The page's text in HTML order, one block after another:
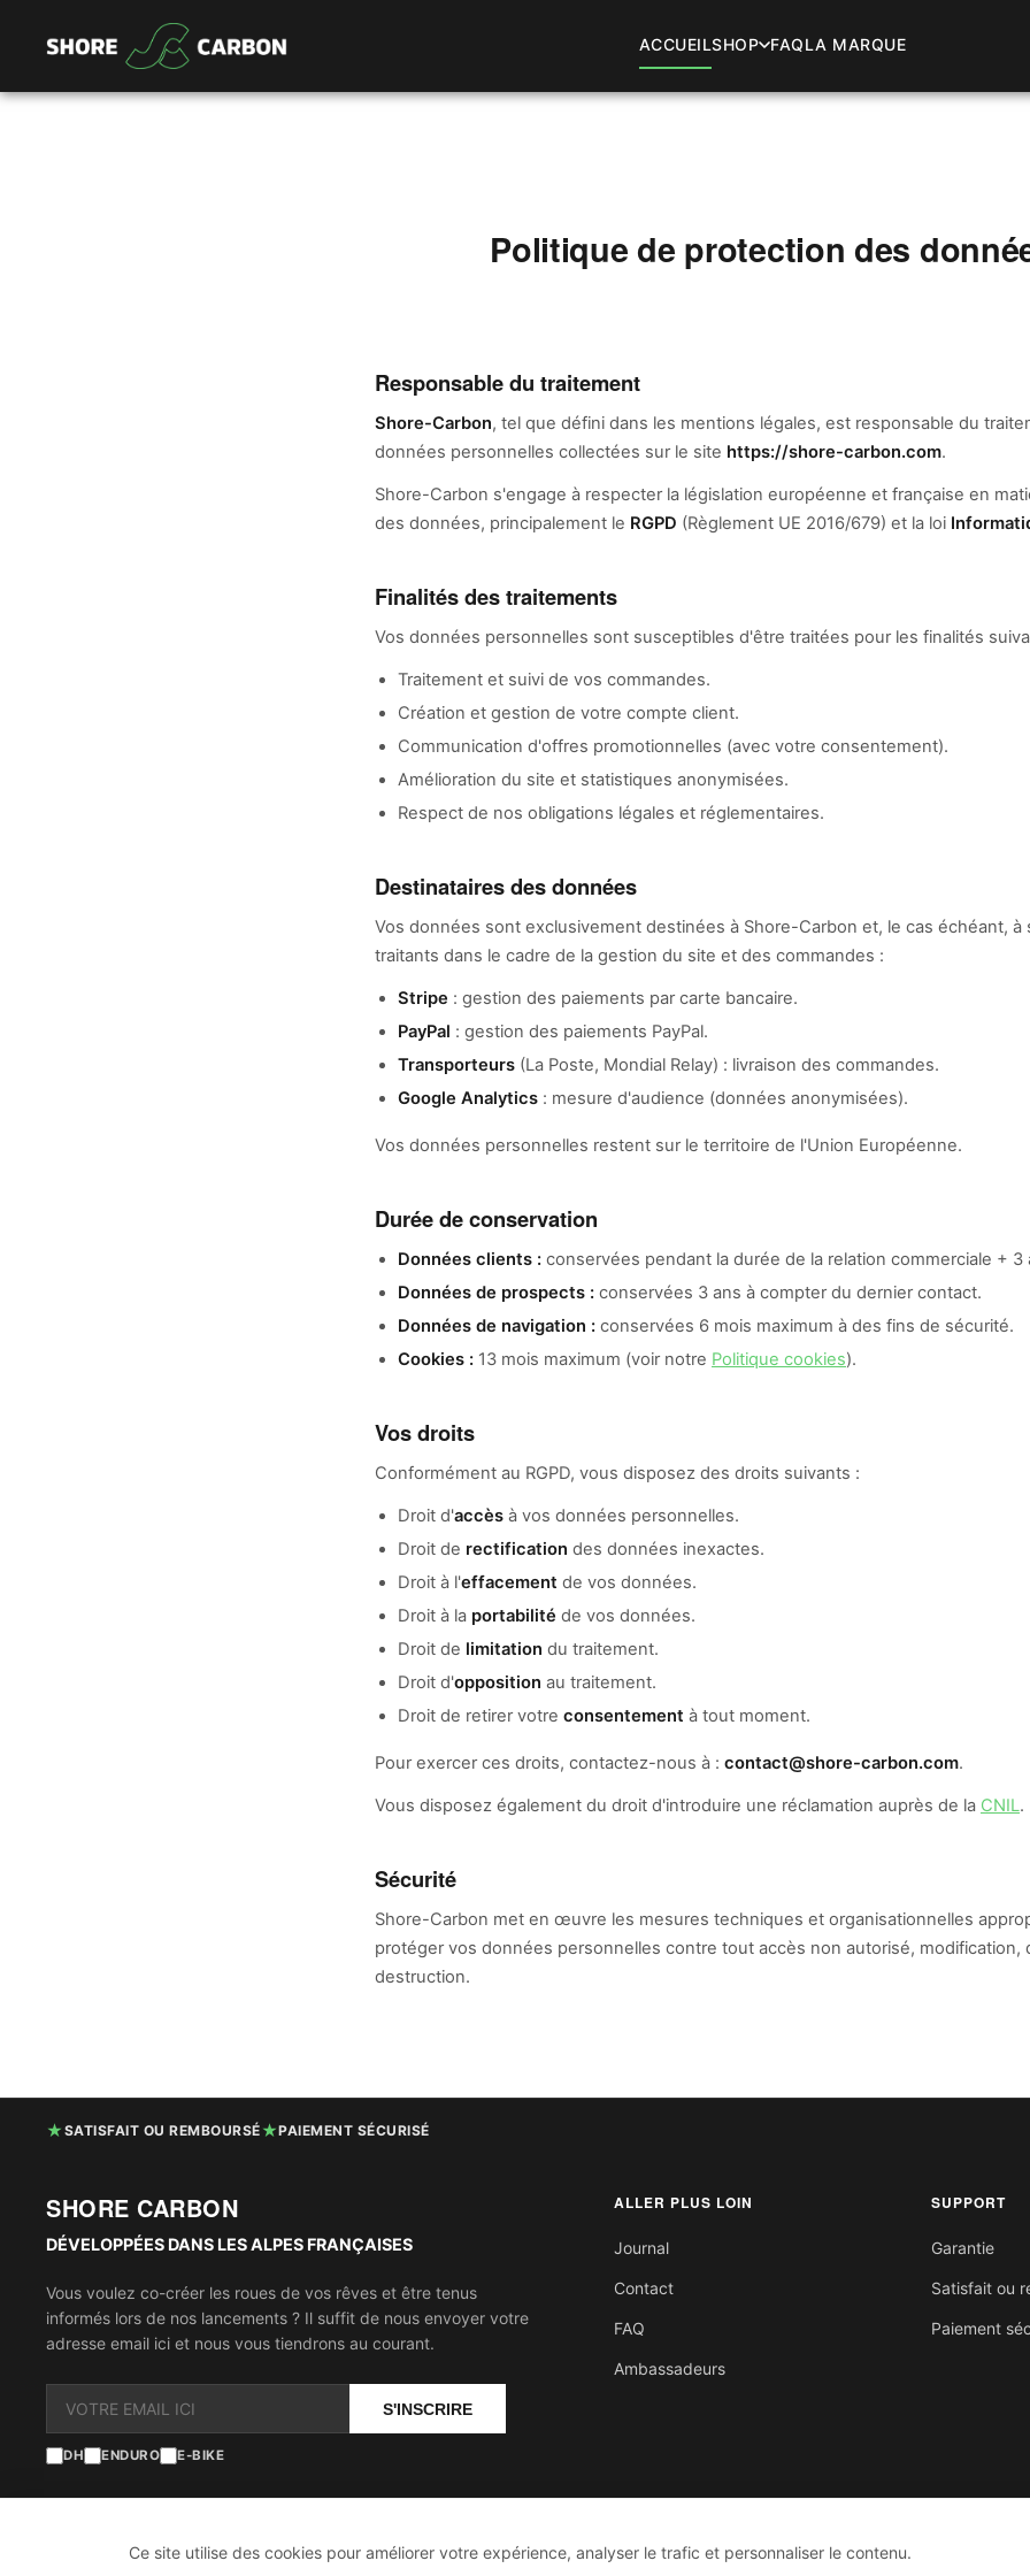
ACCUEILSHOP FAQLA MARQUE
Politique de protection des
Responsable du traitement
Shore-Carbon, tel que défini dans les mentions légales, est responsable du
données personnelles collectées sur le site https://shore-carbon.com.
Shore-Carbon s'engage à respecter la législation européenne et française en
des données, principalement le RGPD (Règlement UE 2016/679) et la loi
Finalités des traitements
Vos données personnelles sont susceptibles d'être traitées pour les finalités
Traitement et suivi de vos commandes.
Création et gestion de votre compte client.
Communication d'offres promotionnelles (avec votre consentement).
Amélioration du site et statistiques anonymisées.
Respect de nos obligations légales et réglementaires.
Destinataires des données
Vos données sont exclusivement destinées à Shore-Carbon et, le cas échéant, à
traitants dans le cadre de la gestion du site et des commandes :
Stripe : gestion des paiements par carte bancaire.
PayPal : gestion des paiements PayPal.
Transporteurs (La Poste, Mondial Relay) : livraison des commandes.
Google Analytics : mesure d'audience (données anonymisées).
Vos données personnelles restent sur le territoire de l'Union Européenne.
Durée de conservation
Données clients : conservées pendant la durée de la relation commerciale + 3
Données de prospects : conservées 3 ans à compter du dernier contact.
Données de navigation : conservées 6 mois maximum à des fins de sécurité.
Cookies : 13 mois maximum (voir notre Politique cookies).
Vos droits
Conformément au RGPD, vous disposez des droits suivants :
Droit d'accès à vos données personnelles.
Droit de rectification des données inexactes.
Droit à l'effacement de vos données.
Droit à la portabilité de vos données.
Droit de limitation du traitement.
Droit d'opposition au traitement.
Droit de retirer votre consentement à tout moment.
Pour exercer ces droits, contactez-nous à : contact@shore-carbon.com.
Vous disposez également du droit d'introduire une réclamation auprès de la CNIL.
Sécurité
Shore-Carbon met en œuvre les mesures techniques et organisationnelles
protéger vos données personnelles contre tout accès non autorisé, modification,
destruction.
★SATISFAIT OU REMBOURSÉ ★PAIEMENT SÉCURISÉ
SHORE CARBON
DÉVELOPPÉES DANS LES ALPES FRANÇAISES
Vous voulez co-créer les roues de vos rêves et être tenus
informés lors de nos lancements ? Il suffit de nous envoyer votre
adresse email ici et nous vous tiendrons au courant.
S'INSCRIRE
DH ENDURO E-BIKE
ALLER PLUS LOIN
Journal
Contact
FAQ
Ambassadeurs
SUPPORT
Garantie
Satisfait ou
Paiement
CONDITIONS GÉNÉRALES COOKIESPOLITIQUE DE CONFIDENTIALITÉ 2026 © SHORE CARBON. TOUS DROITS
Ce site utilise des cookies pour améliorer votre expérience, analyser le trafic et personnaliser le contenu.